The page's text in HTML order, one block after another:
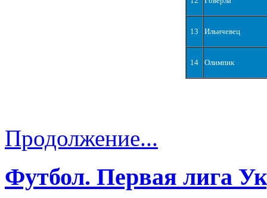
13 Ильичевец
14 Олимпик
Продолжение...
Футбол. Первая лига